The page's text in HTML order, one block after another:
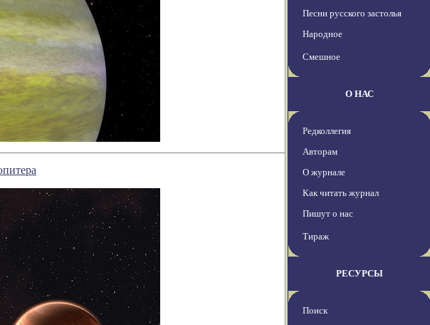
Песни русского застолья
Народное
Смешное
О НАС
Редколлегия
Авторам
О журнале
Как читать журнал
Пишут о нас
Тираж
РЕСУРСЫ
Поиск